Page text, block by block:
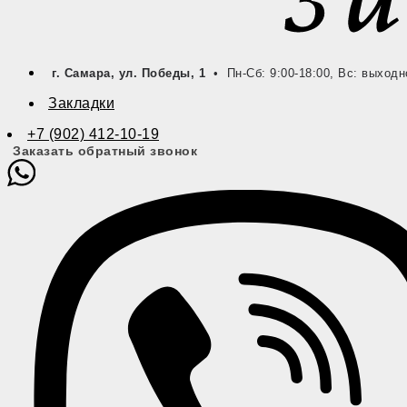
г. Самара, ул. Победы, 1 • Пн-Сб: 9:00-18:00, Вс:
Закладки
+7 (902) 412-10-19
Заказать обратный звонок